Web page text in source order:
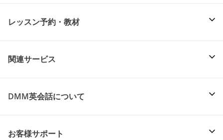
レッスン予約・教材
関連サービス
DMM英会話について
お客様サポート